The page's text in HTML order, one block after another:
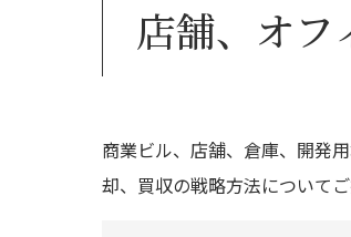
店舗、オ
商業ビル、店舗、倉庫、開発
却、買収の戦略方法についてご